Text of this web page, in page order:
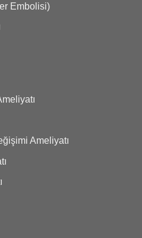
Embolisi)
Ameliyatı